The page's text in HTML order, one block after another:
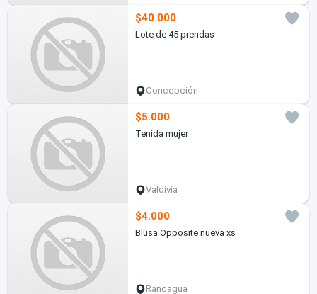
$40.000
Lote de 45 prendas
Concepción
$5.000
Tenida mujer
Valdivia
$4.000
Blusa Opposite nueva xs
Rancagua